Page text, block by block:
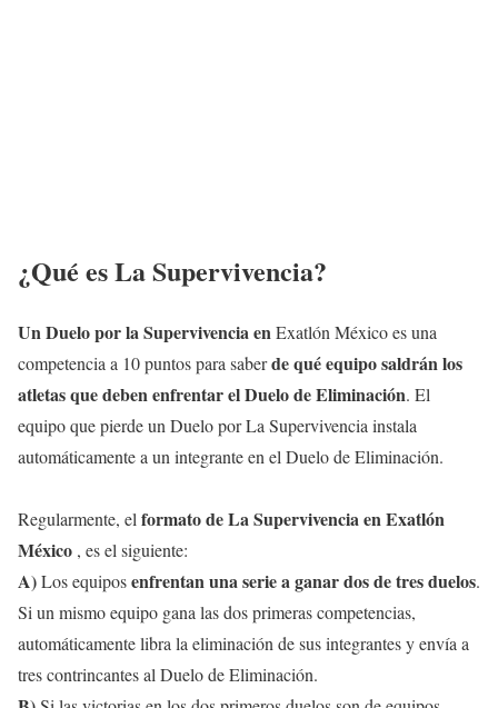
¿Qué es La Supervivencia?
Un Duelo por la Supervivencia enExatlón México es una
competencia a 10 puntos para saberde qué equipo saldrán los
atletas que deben enfrentar el Duelo de Eliminación. El
equipo que pierde un Duelo por La Supervivencia instala
automáticamente a un integrante en el Duelo de Eliminación.
Regularmente, el formato de La Supervivencia en Exatlón
México , es el siguiente:
A)Los equiposenfrentan una serie a ganar dos de tres duelos.
Si un mismo equipo gana las dos primeras competencias,
automáticamente libra la eliminación de sus integrantes y envía a
tres contrincantes al Duelo de Eliminación.